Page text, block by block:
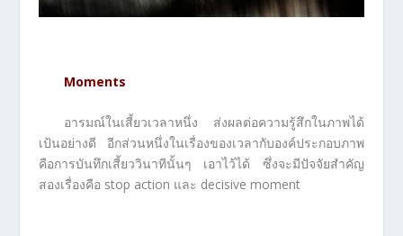
Moments
อารมณ์ในเสี้ยวเวลาหนึ่ง ส่งผลต่อความรู้สึกในภาพได้
เป้นอย่างดี อีกส่วนหนึ่งในเรื่องของเวลากับองค์ประกอบภาพ
คือการบันทึกเสี้ยววินาทีนั้นๆ เอาไว้ได้ ซึ่งจะมีปัจจัยสำคัญ
สองเรื่องคือ stop action และ decisive moment